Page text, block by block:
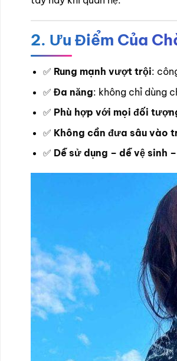
2. Ưu Điểm Của
✅ Rung mạnh vượt trội:
✅ Đa năng: không chỉ dùng
✅ Phù hợp với mọi đối
✅ Không cần đưa sâu vào
✅ Dễ sử dụng – dễ vệ sinh